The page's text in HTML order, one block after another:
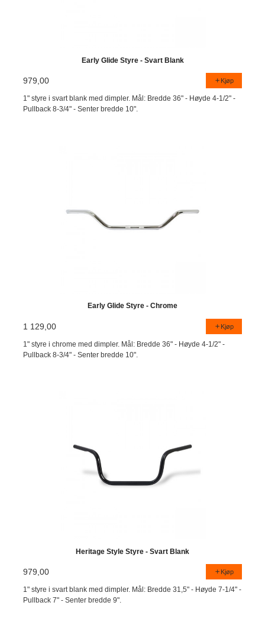
Early Glide Styre - Svart Blank
979,00 Kjøp
1" styre i svart blank med dimpler. Mål: Bredde 36" - Høyde 4-1/2" -
Pullback 8-3/4" - Senter bredde 10".
Early Glide Styre - Chrome
1 129,00 Kjøp
1" styre i chrome med dimpler. Mål: Bredde 36" - Høyde 4-1/2" -
Pullback 8-3/4" - Senter bredde 10".
Heritage Style Styre - Svart Blank
979,00 Kjøp
1" styre i svart blank med dimpler. Mål: Bredde 31,5" - Høyde 7-1/4" -
Pullback 7" - Senter bredde 9".